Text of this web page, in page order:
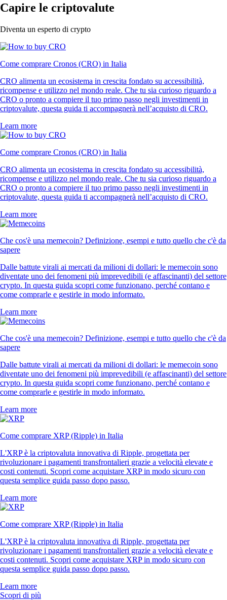
Capire le criptovalute
Diventa un esperto di crypto
Come comprare Cronos (CRO) in Italia
CRO alimenta un ecosistema in crescita fondato su accessibilità,
ricompense e utilizzo nel mondo reale. Che tu sia curioso riguardo a
CRO o pronto a compiere il tuo primo passo negli investimenti in
criptovalute, questa guida ti accompagnerà nell’acquisto di CRO.
Learn more
Come comprare Cronos (CRO) in Italia
CRO alimenta un ecosistema in crescita fondato su accessibilità,
ricompense e utilizzo nel mondo reale. Che tu sia curioso riguardo a
CRO o pronto a compiere il tuo primo passo negli investimenti in
criptovalute, questa guida ti accompagnerà nell’acquisto di CRO.
Learn more
Che cos'è una memecoin? Definizione, esempi e tutto quello che c'è da
sapere
Dalle battute virali ai mercati da milioni di dollari: le memecoin sono
diventate uno dei fenomeni più imprevedibili (e affascinanti) del settore
crypto. In questa guida scopri come funzionano, perché contano e
come comprarle e gestirle in modo informato.
Learn more
Che cos'è una memecoin? Definizione, esempi e tutto quello che c'è da
sapere
Dalle battute virali ai mercati da milioni di dollari: le memecoin sono
diventate uno dei fenomeni più imprevedibili (e affascinanti) del settore
crypto. In questa guida scopri come funzionano, perché contano e
come comprarle e gestirle in modo informato.
Learn more
Come comprare XRP (Ripple) in Italia
L'XRP è la criptovaluta innovativa di Ripple, progettata per
rivoluzionare i pagamenti transfrontalieri grazie a velocità elevate e
costi contenuti. Scopri come acquistare XRP in modo sicuro con
questa semplice guida passo dopo passo.
Learn more
Come comprare XRP (Ripple) in Italia
L'XRP è la criptovaluta innovativa di Ripple, progettata per
rivoluzionare i pagamenti transfrontalieri grazie a velocità elevate e
costi contenuti. Scopri come acquistare XRP in modo sicuro con
questa semplice guida passo dopo passo.
Learn more
Scopri di più